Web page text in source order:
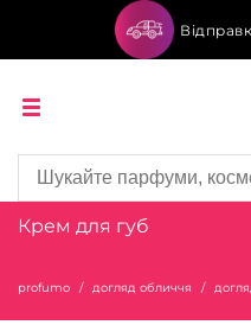
Крем для губ
profumo догляд обличчя